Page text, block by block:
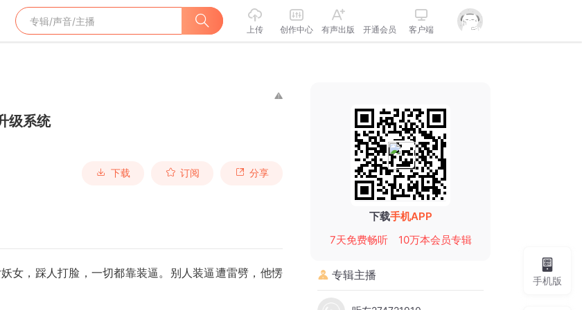
上传 创作中心 有声出版 开通会员 客户端
级系统
下载 订阅 分享
女，踩人打脸，一切都靠装逼。别人装逼遭雷劈，他愣
下载手机APP
7天免费畅听
10万本会员专辑
专辑主播 手机版